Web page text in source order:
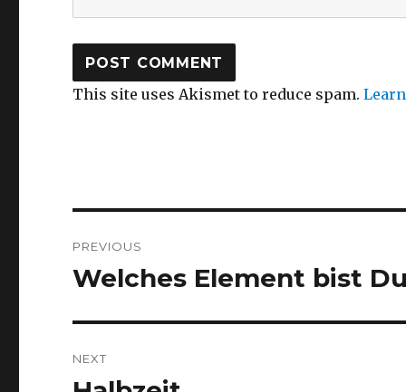
This site uses Akismet to reduce spam.
navigation
PREVIOUS
Previous
Welches Element bist
NEXT
Next